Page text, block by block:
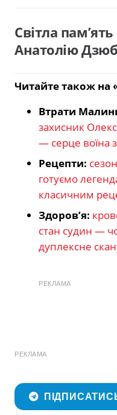
Світла
Анатолію
Читайте також на
Втрати
захисник
— серце воїна
Рецепти:
готуємо
класичним
Здоров’я:
стан судин —
дуплексне
РЕКЛАМА
РЕКЛАМА